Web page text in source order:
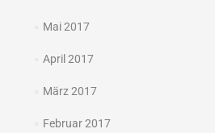
Mai 2017
April 2017
März 2017
Februar 2017